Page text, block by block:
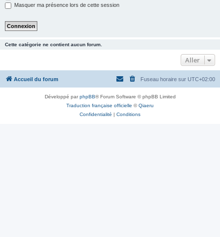
Masquer ma présence lors de cette session
Cette catégorie ne contient aucun forum.
Aller
Accueil du forum Fuseau horaire sur UTC+02:00
Développé parphpBB® Forum Software © phpBB Limited
Traduction française officielle ©Qiaeru
Confidentialité | Conditions